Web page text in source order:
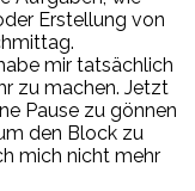
Erstellung von
mir tatsächlich
zu machen. Jetzt
Pause zu gönnen
den Block zu
mich nicht mehr